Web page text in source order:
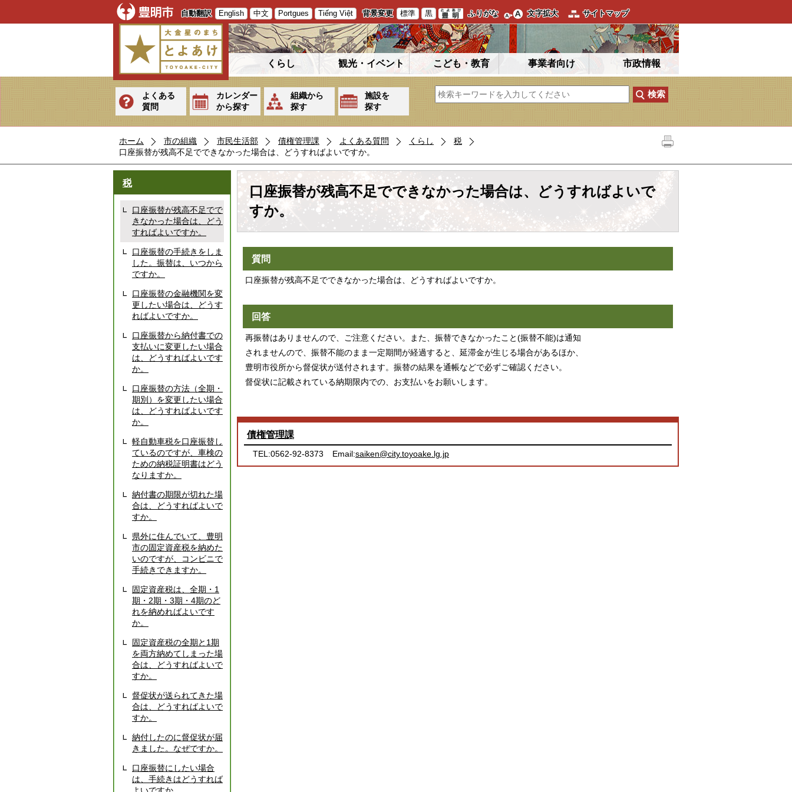
自動翻訳 English 中文 Portgues Tiếng Việt 背景変更 標準 黒 ふりがな 文字拡大 サイトマップ
くらし 観光・イベント こども・教育 事業者向け 市政情報
よくある
質問
カレンダー
から探す
組織から
探す
施設を
探す
ホーム 市の組織 市民生活部 債権管理課 よくある質問 くらし
税
口座振替が残高不足でできなかった場合は、どうすればよいですか。
税
口座振替が残高不足でで
きなかった場合は、どう
すればよいですか。
口座振替の手続きをしま
した。振替は、いつから
ですか。
口座振替の金融機関を変
更したい場合は、どうす
ればよいですか。
口座振替から納付書での
支払いに変更したい場合
は、どうすればよいです
か。
口座振替の方法（全期・
期別）を変更したい場合
は、どうすればよいです
か。
軽自動車税を口座振替し
ているのですが、車検の
ための納税証明書はどう
なりますか。
納付書の期限が切れた場
合は、どうすればよいで
すか。
県外に住んでいて、豊明
市の固定資産税を納めた
いのですが、コンビニで
手続きできますか。
固定資産税は、全期・1
期・2期・3期・4期のど
れを納めればよいです
か。
固定資産税の全期と1期
を両方納めてしまった場
合は、どうすればよいで
すか。
督促状が送られてきた場
合は、どうすればよいで
すか。
納付したのに督促状が届
きました。なぜですか。
口座振替にしたい場合
は、手続きはどうすれば
口座振替が残高不足でできなかった場合は、どうすればよいで
すか。
質問
口座振替が残高不足でできなかった場合は、どうすればよいですか。
回答
再振替はありませんので、ご注意ください。また、振替できなかったこと(振替不能)は通知
されませんので、振替不能のまま一定期間が経過すると、延滞金が生じる場合があるほか、
豊明市役所から督促状が送付されます。振替の結果を通帳などで必ずご確認ください。
督促状に記載されている納期限内での、お支払いをお願いします。
債権管理課
TEL:0562-92-8373 Email:saiken@city.toyoake.lg.jp